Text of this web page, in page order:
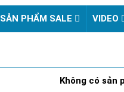
SẢN PHẨM SALE VIDEO
Không có sản